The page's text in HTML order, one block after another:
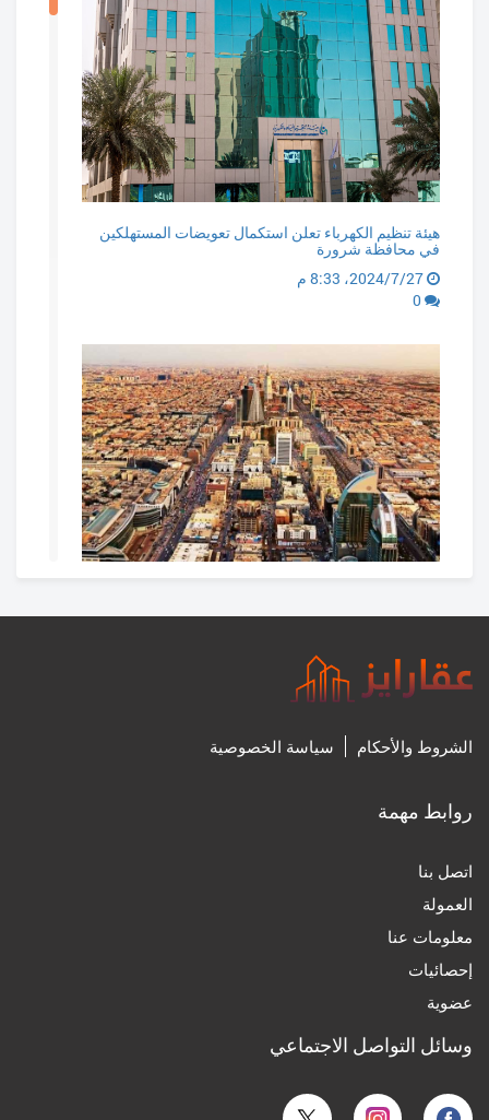
هيئة تنظيم الكهرباء تعلن استكمال تعويضات المستهلكين
في محافظة شرورة
غدا.. بدء التسجيل العقاري لـ 113,541 قطعة عقارية في 11
27‏/7‏/2024، 8:31 م
0
تدشين المشروع
0
الشروط والأحكام سياسة الخصوصية
روابط مهمة
اتصل بنا
العمولة
معلومات عنا
إحصائيات
عضوية
وسائل التواصل الاجتماعي